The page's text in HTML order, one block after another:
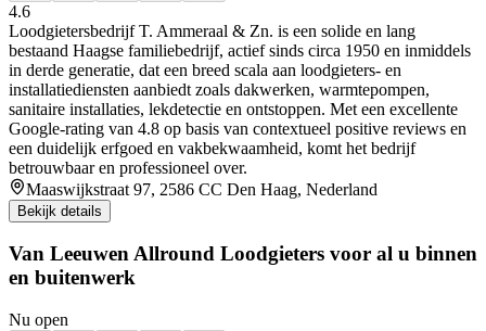
4.6
Loodgietersbedrijf T. Ammeraal & Zn. is een solide en lang
bestaand Haagse familiebedrijf, actief sinds circa 1950 en inmiddels
in derde generatie, dat een breed scala aan loodgieters- en
installatiediensten aanbiedt zoals dakwerken, warmtepompen,
sanitaire installaties, lekdetectie en ontstoppen. Met een excellente
Google-rating van 4.8 op basis van contextueel positive reviews en
een duidelijk erfgoed en vakbekwaamheid, komt het bedrijf
betrouwbaar en professioneel over.
Maaswijkstraat 97, 2586 CC Den Haag, Nederland
Bekijk details
Van Leeuwen Allround Loodgieters voor al u binnen
en buitenwerk
Nu open